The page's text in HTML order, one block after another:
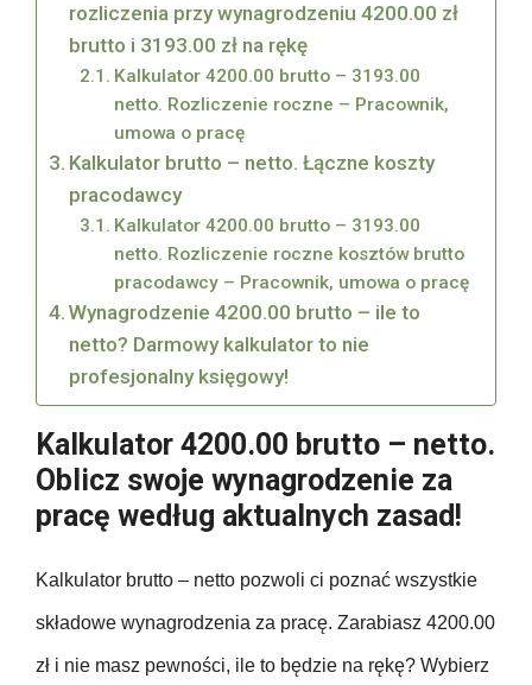
rozliczenia przy wynagrodzeniu 4200.00 zł
brutto i 3193.00 zł na rękę
Kalkulator 4200.00 brutto – 3193.00
netto. Rozliczenie roczne – Pracownik,
umowa o pracę
Kalkulator brutto – netto. Łączne koszty
pracodawcy
Kalkulator 4200.00 brutto – 3193.00
netto. Rozliczenie roczne kosztów brutto
pracodawcy – Pracownik, umowa o pracę
Wynagrodzenie 4200.00 brutto – ile to
netto? Darmowy kalkulator to nie
profesjonalny księgowy!
Kalkulator 4200.00 brutto – netto.
Oblicz swoje wynagrodzenie za
pracę według aktualnych zasad!
Kalkulator brutto – netto pozwoli ci poznać wszystkie
składowe wynagrodzenia za pracę. Zarabiasz 4200.00
zł i nie masz pewności, ile to będzie na rękę? Wybierz